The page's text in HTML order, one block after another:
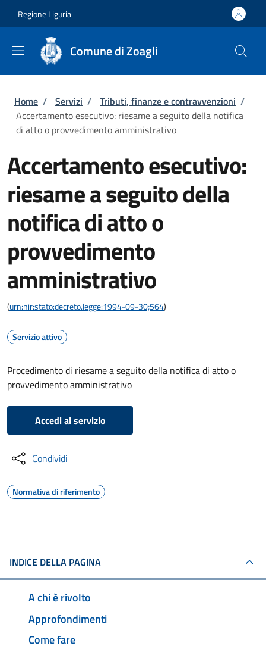
Regione Liguria
Comune di Zoagli
Briciole di pane
Home / Servizi / Tributi, finanze e contravvenzioni /
Accertamento esecutivo: riesame a seguito della notifica
di atto o provvedimento amministrativo
Accertamento esecutivo:
riesame a seguito della
notifica di atto o
provvedimento
amministrativo
(urn:nir:stato:decreto.legge:1994-09-30;564)
Servizio attivo
Procedimento di riesame a seguito della notifica di atto o
provvedimento amministrativo
Accedi al servizio
Condividi
Normativa di riferimento
INDICE DELLA PAGINA
A chi è rivolto
Approfondimenti
Come fare